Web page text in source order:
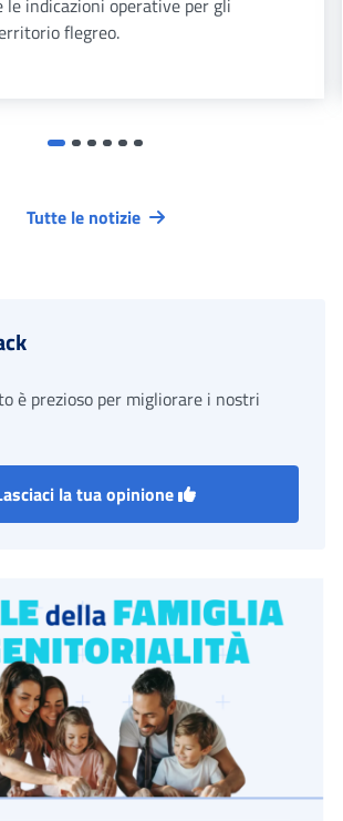
indicazioni operative per gli
flegreo.
Tutte le notizie
è prezioso per migliorare i nostri
la tua opinione